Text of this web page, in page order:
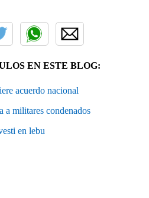
EN ESTE BLOG:
acuerdo nacional
a militares condenados
en lebu